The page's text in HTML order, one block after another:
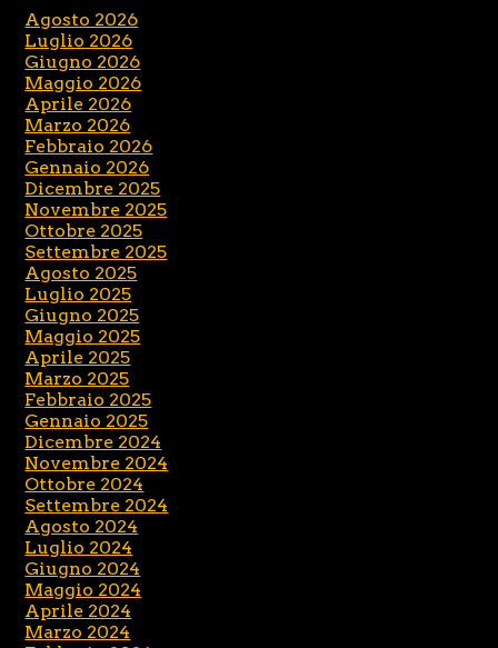
Agosto 2026
Luglio 2026
Giugno 2026
Maggio 2026
Aprile 2026
Marzo 2026
Febbraio 2026
Gennaio 2026
Dicembre 2025
Novembre 2025
Ottobre 2025
Settembre 2025
Agosto 2025
Luglio 2025
Giugno 2025
Maggio 2025
Aprile 2025
Marzo 2025
Febbraio 2025
Gennaio 2025
Dicembre 2024
Novembre 2024
Ottobre 2024
Settembre 2024
Agosto 2024
Luglio 2024
Giugno 2024
Maggio 2024
Aprile 2024
Marzo 2024